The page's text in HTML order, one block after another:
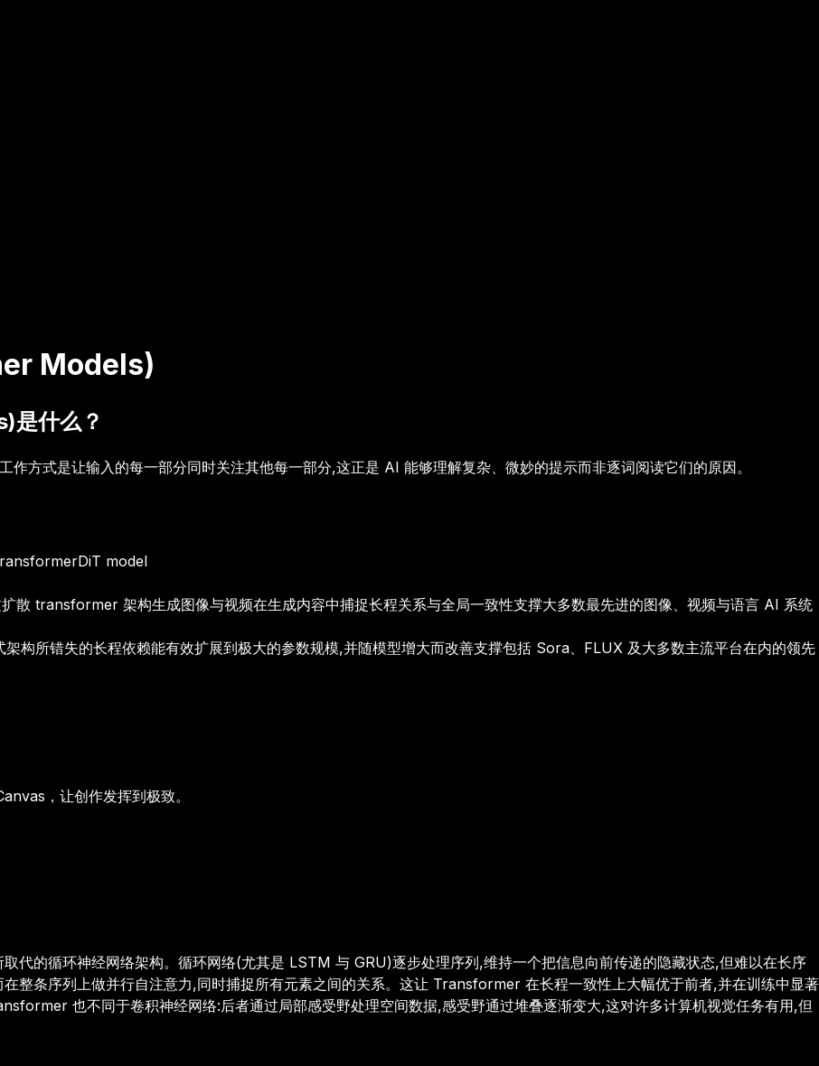
Models)
什么？
方式是让输入的每一部分同时关注其他每一部分,这正是 AI 能够理解复杂、微妙的提示而非逐词阅读它们的原因。
DiT model
散 transformer 架构生成图像与视频在生成内容中捕捉长程关系与全局一致性支撑大多数最先进的图像、视频与语言 AI 系统
架构所错失的长程依赖能有效扩展到极大的参数规模,并随模型增大而改善支撑包括 Sora、FLUX 及大多数主流平台在内的领先
，让创作发挥到极致。
代的循环神经网络架构。循环网络(尤其是 LSTM 与 GRU)逐步处理序列,维持一个把信息向前传递的隐藏状态,但难以在长序
整条序列上做并行自注意力,同时捕捉所有元素之间的关系。这让 Transformer 在长程一致性上大幅优于前者,并在训练中显著
也不同于卷积神经网络:后者通过局部感受野处理空间数据,感受野通过堆叠逐渐变大,这对许多计算机视觉任务有用,但